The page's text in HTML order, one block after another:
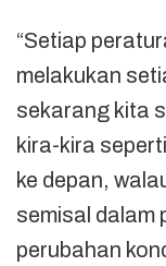
“Setiap
melakukan
sekarang kita
kira-kira
ke depan,
semisal dalam
perubahan